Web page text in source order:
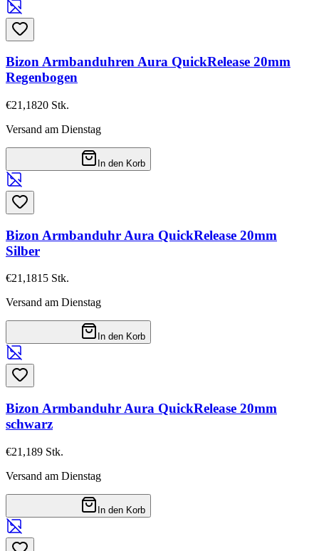
Bizon Armbanduhren Aura QuickRelease 20mm
Regenbogen
€21,1820 Stk.
Versand am Dienstag
In den Korb
Bizon Armbanduhr Aura QuickRelease 20mm
Silber
€21,1815 Stk.
Versand am Dienstag
In den Korb
Bizon Armbanduhr Aura QuickRelease 20mm
schwarz
€21,189 Stk.
Versand am Dienstag
In den Korb